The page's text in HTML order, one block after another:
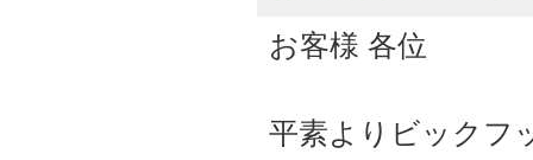
お客様 各位
平素よりビックフ